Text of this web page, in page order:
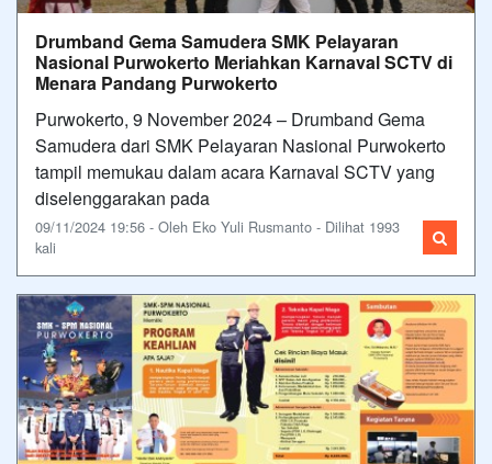
Drumband Gema Samudera SMK Pelayaran
Nasional Purwokerto Meriahkan Karnaval SCTV di
Menara Pandang Purwokerto
Purwokerto, 9 November 2024 – Drumband Gema
Samudera dari SMK Pelayaran Nasional Purwokerto
tampil memukau dalam acara Karnaval SCTV yang
diselenggarakan pada
09/11/2024 19:56 - Oleh Eko Yuli Rusmanto - Dilihat 1993
kali